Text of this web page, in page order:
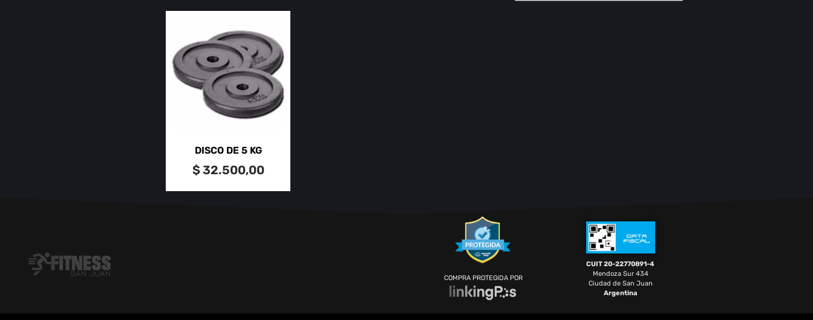
DISCO DE 5 KG
$32.500,00
COMPRA PROTEGIDA POR
CUIT 20-22770891-4
Mendoza Sur 434
Ciudad de San Juan
Argentina